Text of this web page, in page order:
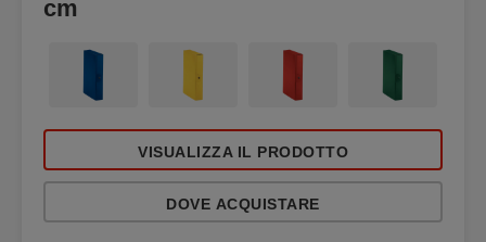
cm
VISUALIZZA IL PRODOTTO
DOVE ACQUISTARE